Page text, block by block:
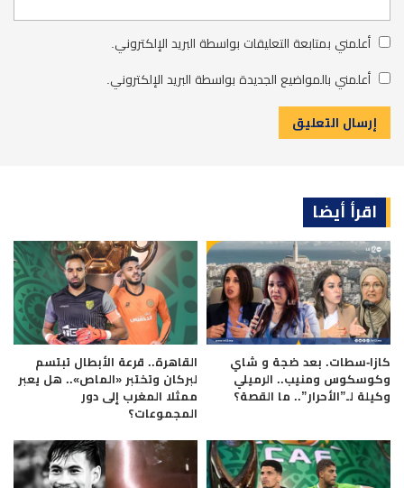
أعلمني بمتابعة التعليقات بواسطة البريد الإلكتروني.
أعلمني بالمواضيع الجديدة بواسطة البريد الإلكتروني.
اقرأ أيضا
كازا-سطات. بعد ضجة و شاي
وكوسكوس ومنيب.. الرميلي
وكيلة لـ”الأحرار”.. ما القصة؟
القاهرة.. قرعة الأبطال تبتسم
لبركان وتختبر «الماص».. هل يعبر
ممثلا المغرب إلى دور
المجموعات؟